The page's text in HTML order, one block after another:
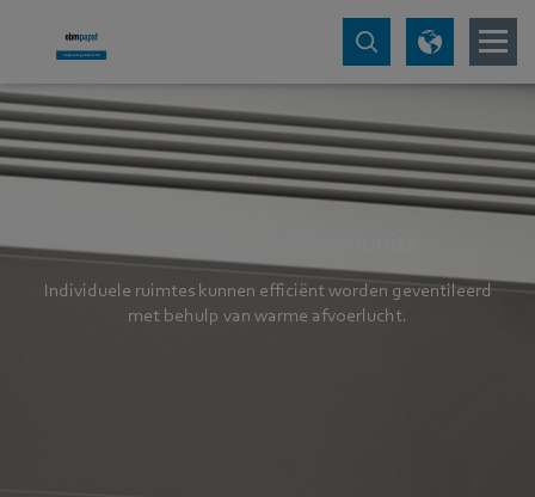
Individuele ruimtes kunnen efficiënt worden geventileerd
met behulp van warme afvoerlucht.